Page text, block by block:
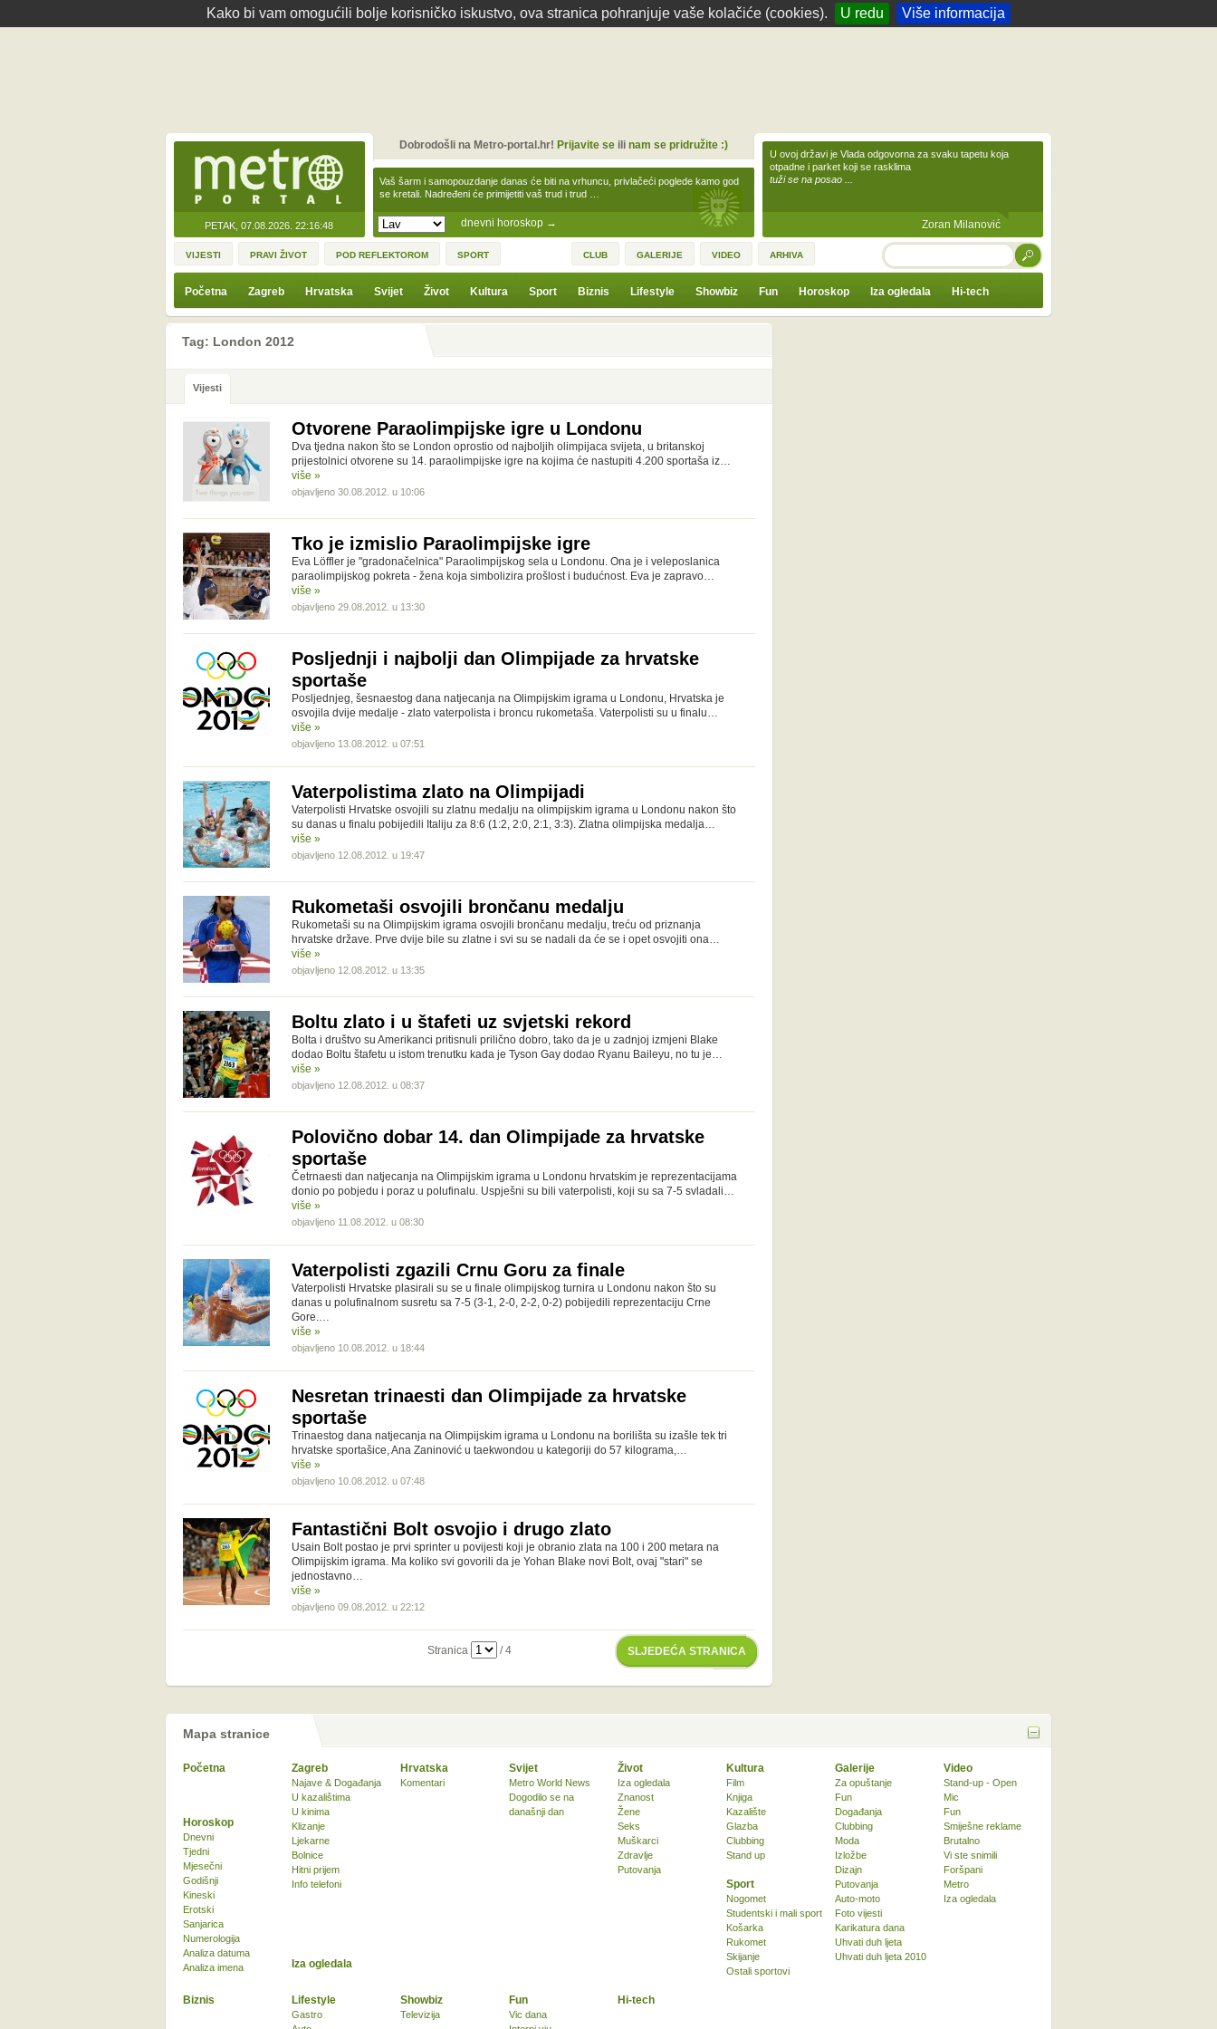
Kako bi vam omogućili bolje korisničko iskustvo, ova stranica pohranjuje vaše kolačiće (cookies). U redu Više informacija
PETAK, 07.08.2026. 22:16:48 dnevni horoskop →
Vaš šarm i samopouzdanje danas će biti na vrhuncu, privlačeći poglede kamo god
se kretali. Nadređeni će primijetiti vaš trud i trud …
Dobrodošli na Metro-portal.hr! Prijavite seili nam se pridružite :)
U ovoj državi je Vlada odgovorna za svaku tapetu koja
otpadne i parket koji se rasklima
tuži se na posao ...
Zoran Milanović
VIJESTI PRAVI ŽIVOT POD REFLEKTOROM SPORT CLUB GALERIJE VIDEO ARHIVA TRAŽI
Početna Zagreb Hrvatska Svijet Život Kultura Sport Biznis Lifestyle Showbiz Fun Horoskop Iza ogledala Hi-tech
Tag: London 2012
Vijesti
Otvorene Paraolimpijske igre u Londonu
Dva tjedna nakon što se London oprostio od najboljih olimpijaca svijeta, u britanskoj
prijestolnici otvorene su 14. paraolimpijske igre na kojima će nastupiti 4.200 sportaša iz…
više »
objavljeno 30.08.2012. u 10:06
Tko je izmislio Paraolimpijske igre
Eva Löffler je "gradonačelnica" Paraolimpijskog sela u Londonu. Ona je i veleposlanica
paraolimpijskog pokreta - žena koja simbolizira prošlost i budućnost. Eva je zapravo…
više »
objavljeno 29.08.2012. u 13:30
Posljednji i najbolji dan Olimpijade za hrvatske
sportaše
Posljednjeg, šesnaestog dana natjecanja na Olimpijskim igrama u Londonu, Hrvatska je
osvojila dvije medalje - zlato vaterpolista i broncu rukometaša. Vaterpolisti su u finalu…
više »
objavljeno 13.08.2012. u 07:51
Vaterpolistima zlato na Olimpijadi
Vaterpolisti Hrvatske osvojili su zlatnu medalju na olimpijskim igrama u Londonu nakon što
su danas u finalu pobijedili Italiju za 8:6 (1:2, 2:0, 2:1, 3:3). Zlatna olimpijska medalja…
više »
objavljeno 12.08.2012. u 19:47
Rukometaši osvojili brončanu medalju
Rukometaši su na Olimpijskim igrama osvojili brončanu medalju, treću od priznanja
hrvatske države. Prve dvije bile su zlatne i svi su se nadali da će se i opet osvojiti ona…
više »
objavljeno 12.08.2012. u 13:35
Boltu zlato i u štafeti uz svjetski rekord
Bolta i društvo su Amerikanci pritisnuli prilično dobro, tako da je u zadnjoj izmjeni Blake
dodao Boltu štafetu u istom trenutku kada je Tyson Gay dodao Ryanu Baileyu, no tu je…
više »
objavljeno 12.08.2012. u 08:37
Polovično dobar 14. dan Olimpijade za hrvatske
sportaše
Četrnaesti dan natjecanja na Olimpijskim igrama u Londonu hrvatskim je reprezentacijama
donio po pobjedu i poraz u polufinalu. Uspješni su bili vaterpolisti, koji su sa 7-5 svladali…
više »
objavljeno 11.08.2012. u 08:30
Vaterpolisti zgazili Crnu Goru za finale
Vaterpolisti Hrvatske plasirali su se u finale olimpijskog turnira u Londonu nakon što su
danas u polufinalnom susretu sa 7-5 (3-1, 2-0, 2-2, 0-2) pobijedili reprezentaciju Crne
Gore.…
više »
objavljeno 10.08.2012. u 18:44
Nesretan trinaesti dan Olimpijade za hrvatske
sportaše
Trinaestog dana natjecanja na Olimpijskim igrama u Londonu na borilišta su izašle tek tri
hrvatske sportašice, Ana Zaninović u taekwondou u kategoriji do 57 kilograma,…
više »
objavljeno 10.08.2012. u 07:48
Fantastični Bolt osvojio i drugo zlato
Usain Bolt postao je prvi sprinter u povijesti koji je obranio zlata na 100 i 200 metara na
Olimpijskim igrama. Ma koliko svi govorili da je Yohan Blake novi Bolt, ovaj "stari" se
jednostavno…
više »
objavljeno 09.08.2012. u 22:12
SLJEDEĆA STRANICA
Stranica / 4
Mapa stranice
Početna Zagreb
Najave & Događanja
U kazalištima
U kinima
Klizanje
Ljekarne
Bolnice
Hitni prijem
Info telefoni
Hrvatska
Komentari
Svijet
Metro World News
Dogodilo se na
današnji dan
Život
Iza ogledala
Znanost
Žene
Seks
Muškarci
Zdravlje
Putovanja
Kultura
Film
Knjiga
Kazalište
Glazba
Clubbing
Stand up
Sport
Nogomet
Studentski i mali sport
Košarka
Rukomet
Skijanje
Ostali sportovi
Biznis Lifestyle
Gastro
Showbiz
Televizija
Fun
Vic dana
Horoskop
Dnevni
Tjedni
Mjesečni
Godišnji
Kineski
Erotski
Sanjarica
Numerologija
Analiza datuma
Analiza imena
Iza ogledala
Hi-tech
Galerije
Za opuštanje
Fun
Događanja
Clubbing
Moda
Izložbe
Dizajn
Putovanja
Auto-moto
Foto vijesti
Karikatura dana
Uhvati duh ljeta
Uhvati duh ljeta 2010
Video
Stand-up - Open
Mic
Fun
Smiješne reklame
Brutalno
Vi ste snimili
Foršpani
Metro
Iza ogledala